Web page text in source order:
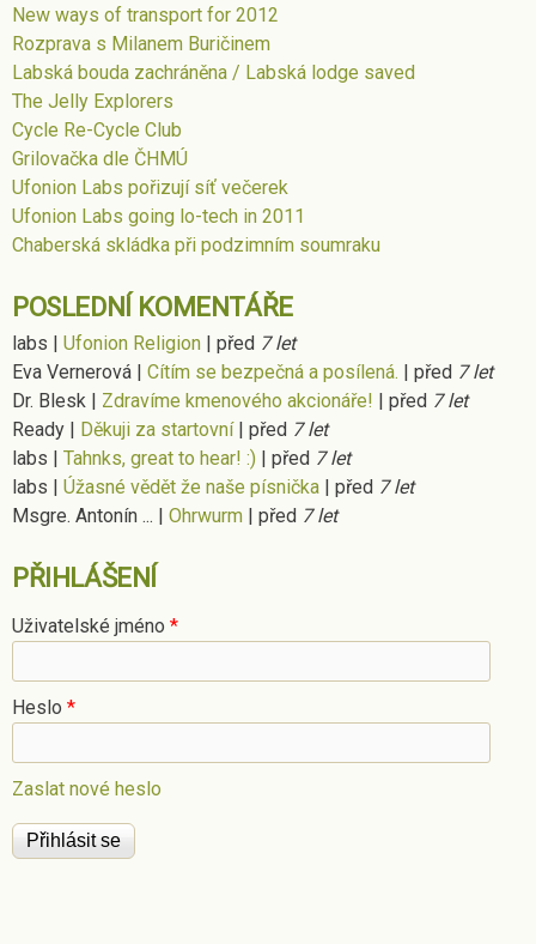
New ways of transport for 2012
Rozprava s Milanem Buričinem
Labská bouda zachráněna / Labská lodge saved
The Jelly Explorers
Cycle Re-Cycle Club
Grilovačka dle ČHMÚ
Ufonion Labs pořizují síť večerek
Ufonion Labs going lo-tech in 2011
Chaberská skládka při podzimním soumraku
POSLEDNÍ KOMENTÁŘE
labs | Ufonion Religion | před 7 let
Eva Vernerová | Cítím se bezpečná a posílená. | před 7 let
Dr. Blesk | Zdravíme kmenového akcionáře! | před 7 let
Ready | Děkuji za startovní | před 7 let
labs | Tahnks, great to hear! :) | před 7 let
labs | Úžasné vědět že naše písnička | před 7 let
Msgre. Antonín ... | Ohrwurm | před 7 let
PŘIHLÁŠENÍ
Uživatelské jméno *
Heslo *
Zaslat nové heslo